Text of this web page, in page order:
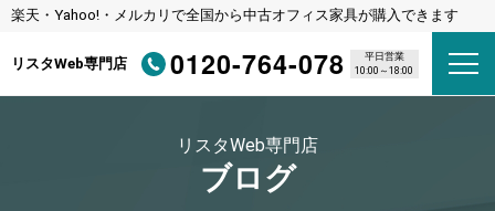
楽天・Yahoo!・メルカリで全国から中古オフィス家具が購入できます
リスタWeb専門店 0120-764-078
平日営業
10:00～18:00
リスタWeb専門店
ブログ